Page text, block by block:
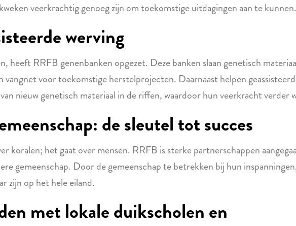
veerkrachtig genoeg zijn om toekomstige uitdagingen aan te kunnen.
werving
heeft RRFB genenbanken opgezet. Deze banken slaan genetisch
voor toekomstige herstelprojecten. Daarnaast helpen
nieuw genetisch materiaal in de riffen, waardoor hun veerkracht verder
de sleutel tot succes
koralen; het gaat over mensen. RRFB is sterke partnerschappen
gemeenschap. Door de gemeenschap te betrekken bij hun
zijn op het hele eiland.
met lokale duikscholen en